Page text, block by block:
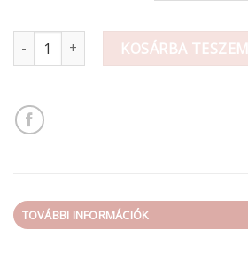
Filc lap A/4 mennyiségKOSÁRBA TESZEM
TOVÁBBI INFORMÁCIÓK